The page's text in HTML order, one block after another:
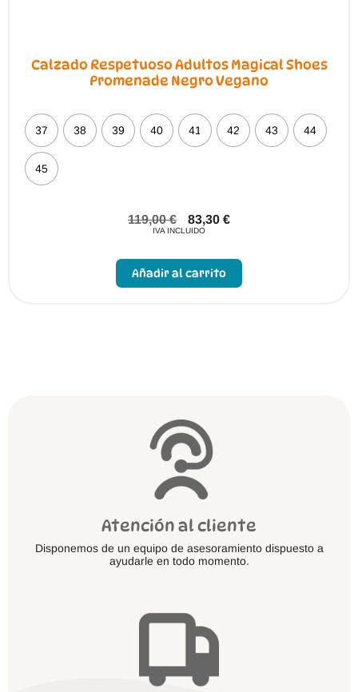
Calzado Respetuoso Adultos Magical Shoes
Promenade Negro Vegano
37 38 39 40 41 42 43 44
45
119,00€ 83,30 €
IVA INCLUIDO
Añadir al carrito
Atención al cliente
Disponemos de un equipo de asesoramiento dispuesto a
ayudarle en todo momento.